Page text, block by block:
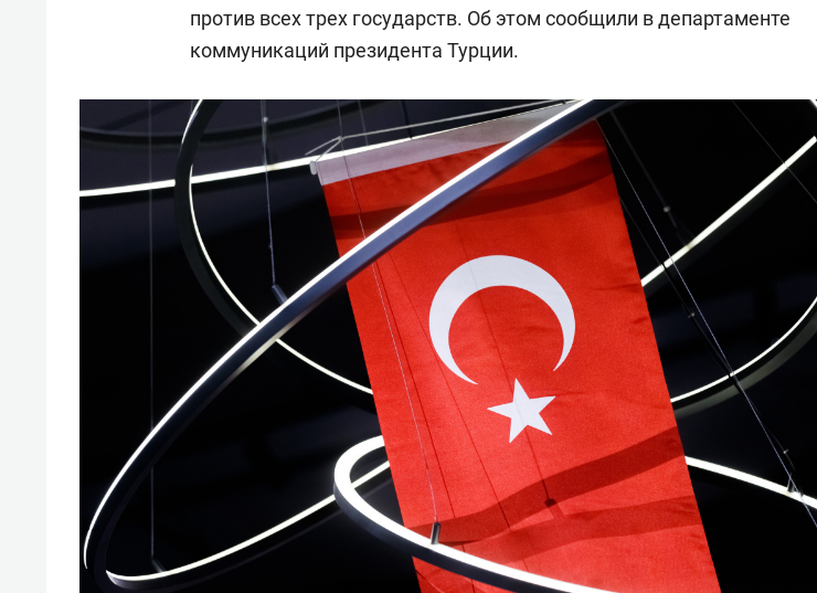
против всех трех государств. Об этом сообщили в департаменте
коммуникаций президента Турции.